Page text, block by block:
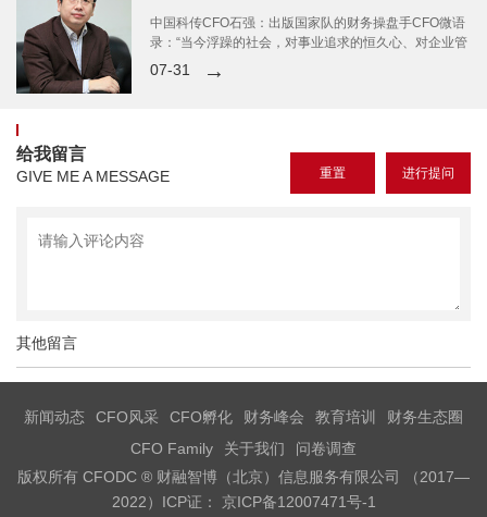
中国科传CFO石强：出版国家队的财务操盘手CFO微语
录：“当今浮躁的社会，对事业追求的恒久心、对企业管
理的责任心、对价值创造的全身心才是成功的关键。”中
国科传CFO石强5月22日，微雨初霁的初夏午后，
07-31 →
给我留言
GIVE ME A MESSAGE
其他留言
新闻动态 CFO风采 CFO孵化 财务峰会 教育培训
财务生态圈
CFO Family
关于我们
问卷调查
版权所有 CFODC ® 财融智博（北京）信息服务有限公司 （2017—
2022）ICP证： 京ICP备12007471号-1